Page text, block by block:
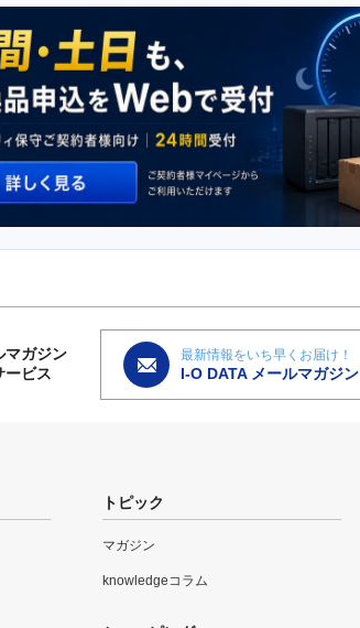
マガジン
ービス
最新情報をいち早くお届け！
I-O DATA メールマガジン
トピック
マガジン
knowledgeコラム